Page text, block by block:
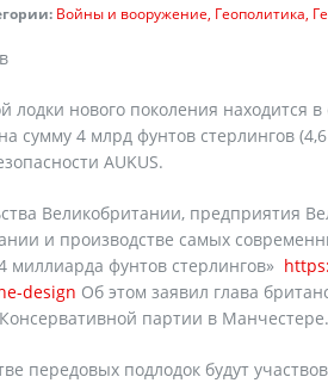
Войны и вооружение Геополитика
нового поколения находится
сумму 4 млрд фунтов стерлингов
AUKUS.
Великобритании, предприятия
и производстве самых
миллиарда фунтов стерлингов»
design Об этом заявил глава
партии в Манчестере.
передовых подлодок будут